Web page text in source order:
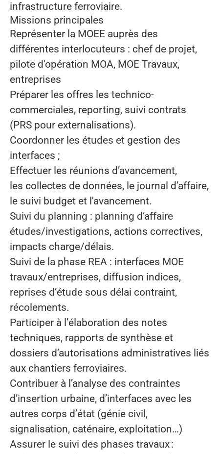
infrastructure ferroviaire.
Missions principales
Représenter la MOEE auprès des
différentes interlocuteurs : chef de projet,
pilote d'opération MOA, MOE Travaux,
entreprises
Préparer les offres les technico-
commerciales, reporting, suivi contrats
(PRS pour externalisations).
Coordonner les études et gestion des
interfaces ;
Effectuer les réunions d’avancement,
les collectes de données, le journal d’affaire,
le suivi budget et l'avancement.
Suivi du planning : planning d’affaire
études/investigations, actions correctives,
impacts charge/délais.
Suivi de la phase REA : interfaces MOE
travaux/entreprises, diffusion indices,
reprises d’étude sous délai contraint,
récolements.
Participer à l’élaboration des notes
techniques, rapports de synthèse et
dossiers d’autorisations administratives liés
aux chantiers ferroviaires.
Contribuer à l’analyse des contraintes
d’insertion urbaine, d’interfaces avec les
autres corps d’état (génie civil,
signalisation, caténaire, exploitation…)
Assurer le suivi des phases travaux :